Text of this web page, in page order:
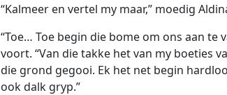
“Kalmeer en vertel my maar,” moedig
“Toe… Toe begin die bome om ons aan te
voort. “Van die takke het van my boeties
die grond gegooi. Ek het net begin
ook dalk gryp.”